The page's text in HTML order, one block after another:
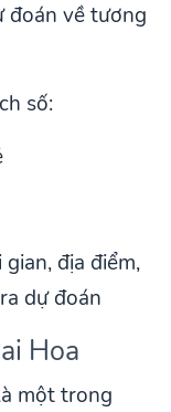
đoán về tương
số:
địa điểm,
dự đoán
Hoa
một trong